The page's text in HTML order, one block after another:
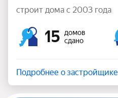
строит дома с 2003 года
15
домов
сдано
Подробнее о застройщике